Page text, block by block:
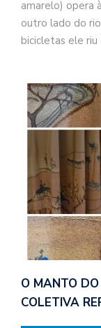
amarelo) opera
outro lado do rio
bicicletas ele riu
O MANTO
COLETIVA